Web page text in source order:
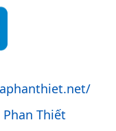
Phan Thiết